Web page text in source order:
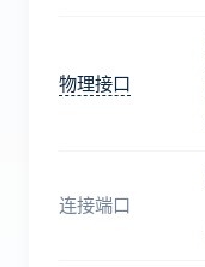
物理接口
连接端口